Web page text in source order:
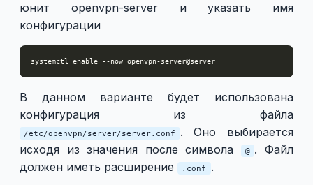
юнит openvpn-server и указать имя
конфигурации
В данном варианте будет использована
конфигурация из файла
/etc/openvpn/server/server.conf . Оно выбирается
исходя из значения после символа
@ . Файл
должен иметь расширение
.conf .